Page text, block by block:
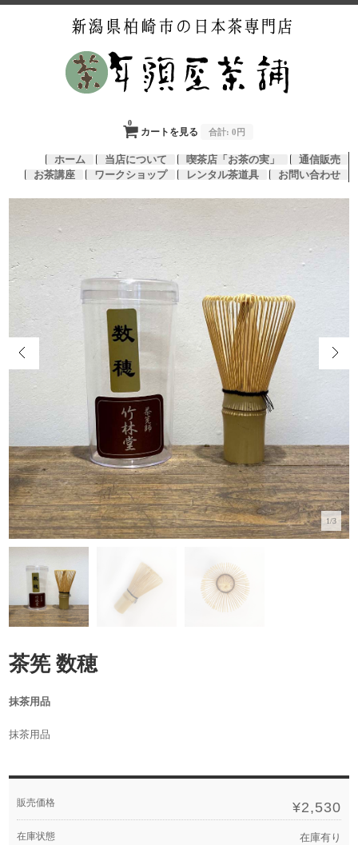
カートを見る
0
合計: 0円
ホーム 当店について 喫茶店「お茶の実」
通信販売
お茶講座
ワークショップ レンタル茶道具 お問い合わせ
1/3
茶筅 数穂
抹茶用品
抹茶用品
販売価格 ¥2,530
在庫状態 在庫有り